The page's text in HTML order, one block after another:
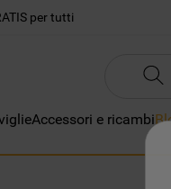
per tutti
Accessori e ricambi